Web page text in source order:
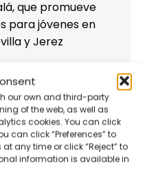
our own and third-party
of the web, as well as
cookies. You can click
can click “Preferences” to
any time or click “Reject” to
information is available in
que promueve
para jóvenes en
y Jerez